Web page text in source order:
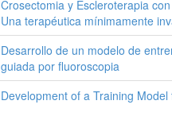
Crosectomia y Escleroterapia
Una terapéutica mínimamente
Desarrollo de un modelo de
guiada por fluoroscopia
Development of a Training